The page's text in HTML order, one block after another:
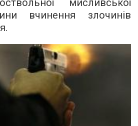
мисливської
вчинення злочинів